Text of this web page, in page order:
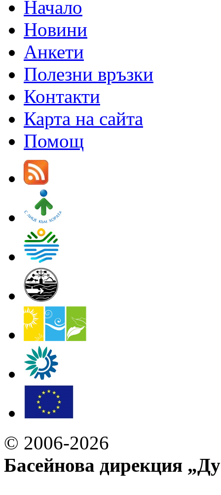
Начало
Новини
Анкети
Полезни връзки
Контакти
Карта на сайта
Помощ
© 2006-2026
Басейнова дирекция